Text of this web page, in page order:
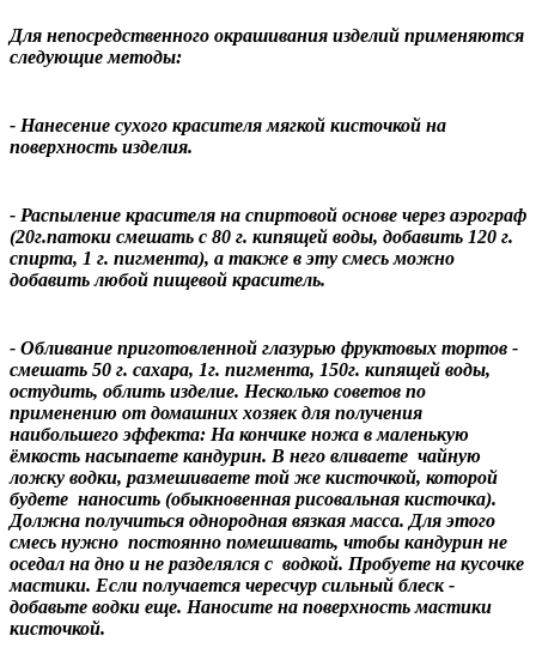
Для непосредственного окрашивания изделий применяются
следующие методы:
- Нанесение сухого красителя мягкой кисточкой на
поверхность изделия.
- Распыление красителя на спиртовой основе через аэрограф
(20г.патоки смешать с 80 г. кипящей воды, добавить 120 г.
спирта, 1 г. пигмента), а также в эту смесь можно
добавить любой пищевой краситель.
- Обливание приготовленной глазурью фруктовых тортов -
смешать 50 г. сахара, 1г. пигмента, 150г. кипящей воды,
остудить, облить изделие. Несколько советов по
применению от домашних хозяек для получения
наибольшего эффекта: На кончике ножа в маленькую
ёмкость насыпаете кандурин. В него вливаете чайную
ложку водки, размешиваете той же кисточкой, которой
будете наносить (обыкновенная рисовальная кисточка).
Должна получиться однородная вязкая масса. Для этого
смесь нужно постоянно помешивать, чтобы кандурин не
оседал на дно и не разделялся с водкой. Пробуете на кусочке
мастики. Если получается чересчур сильный блеск -
добавьте водки еще. Наносите на поверхность мастики
кисточкой.